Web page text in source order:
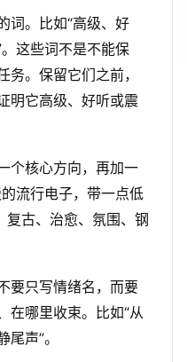
词。比如“高级、好
这些词不是不能保
务。保留它们之前，
明它高级、好听或震
个核心方向，再加一
流行电子，带一点低
复古、治愈、氛围、钢
要只写情绪名，而要
在哪里收束。比如“从
声”。